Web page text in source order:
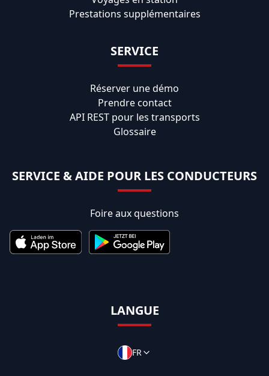
Prestations supplémentaires
SERVICE
Réserver une démo
Prendre contact
API REST pour les transports
Glossaire
SERVICE & AIDE POUR LES CONDUCTEURS
Foire aux questions
LANGUE
FR